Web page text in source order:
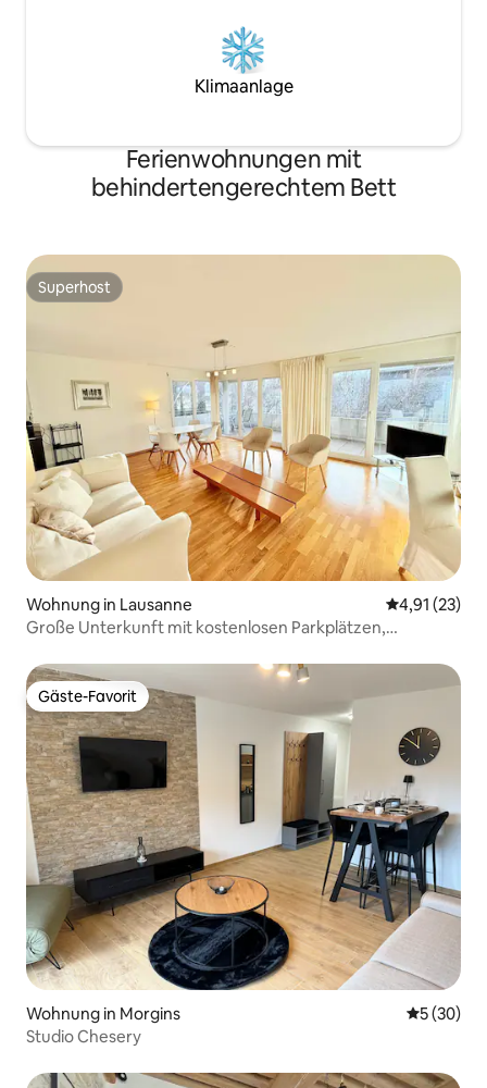
Klimaanlage
Ferienwohnungen mit
behindertengerechtem Bett
Superhost
Superhost
Wohnung in Lausanne
4,91 (23)
Große Unterkunft mit kostenlosen Parkplätzen,
Gäste-Favorit
Gäste-Favorit
Wohnung in Morgins
5 (30)
Studio Chesery